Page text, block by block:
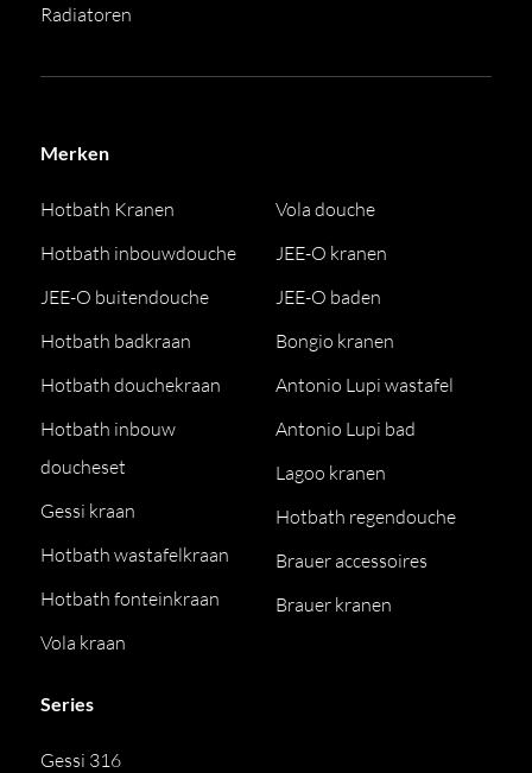
Radiatoren
Merken
Hotbath Kranen
Hotbath inbouwdouche
JEE-O buitendouche
Hotbath badkraan
Hotbath douchekraan
Hotbath inbouw
doucheset
Gessi kraan
Hotbath wastafelkraan
Hotbath fonteinkraan
Vola kraan
Vola douche
JEE-O kranen
JEE-O baden
Bongio kranen
Antonio Lupi wastafel
Antonio Lupi bad
Lagoo kranen
Hotbath regendouche
Brauer accessoires
Brauer kranen
Series
Gessi 316